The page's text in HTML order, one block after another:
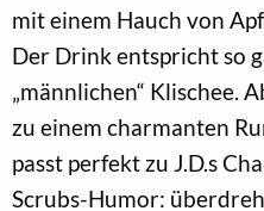
mit einem Hauch von
Der Drink entspricht so
„männlichen“ Klischee.
zu einem charmanten
passt perfekt zu J.D.s
Scrubs-Humor: